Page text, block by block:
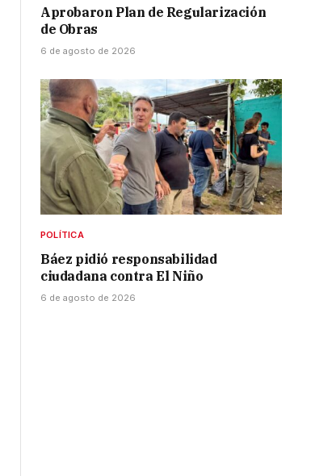
Aprobaron Plan de Regularización
de Obras
6 de agosto de 2026
POLÍTICA
Báez pidió responsabilidad
ciudadana contra El Niño
6 de agosto de 2026